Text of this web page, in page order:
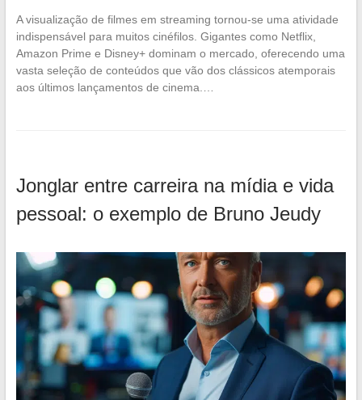
A visualização de filmes em streaming tornou-se uma atividade
indispensável para muitos cinéfilos. Gigantes como Netflix,
Amazon Prime e Disney+ dominam o mercado, oferecendo uma
vasta seleção de conteúdos que vão dos clássicos atemporais
aos últimos lançamentos de cinema.…
Jonglar entre carreira na mídia e vida
pessoal: o exemplo de Bruno Jeudy